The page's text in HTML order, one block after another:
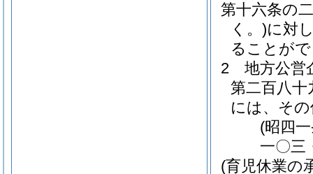
第十六条の二
く。)に対
ることが
2
地方公営
第二百八十
には、そ
(昭四
一〇三
(育児休業の